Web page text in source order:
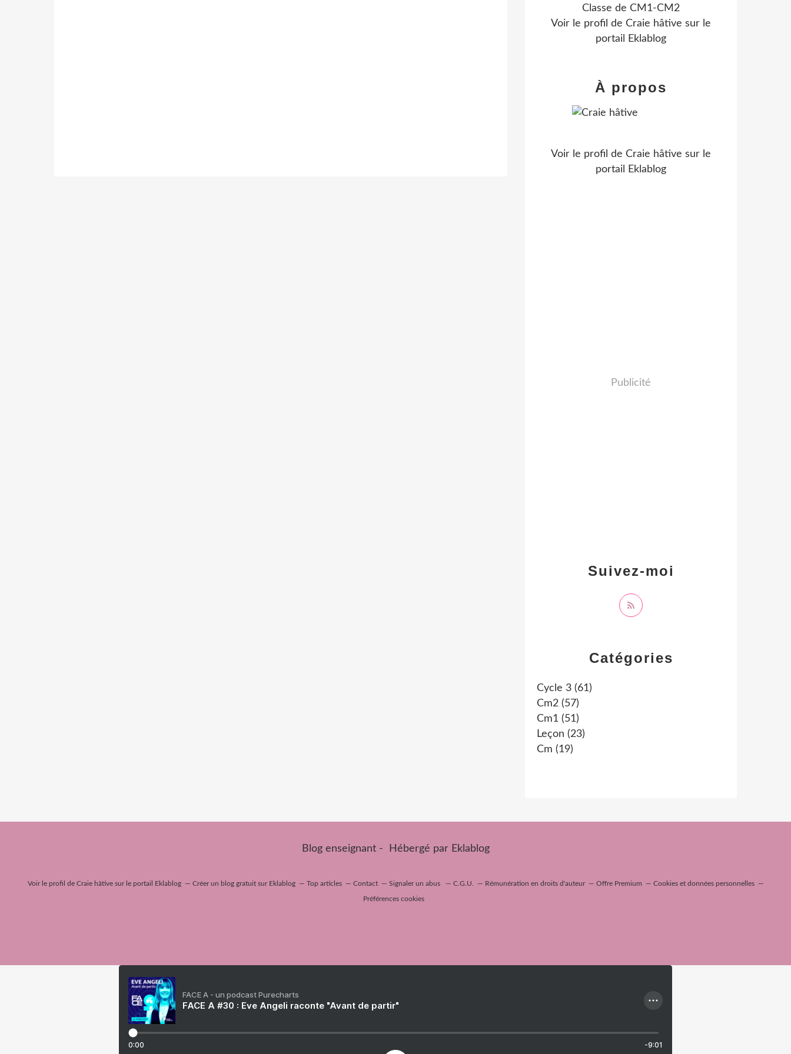
Catégories
Cycle 3 (61)
Cm2 (57)
Cm1 (51)
Leçon (23)
Cm (19)
Classe de CM1-CM2
Voir le profil de Craie hâtive sur le
portail Eklablog
Suivez-moi
À propos
Voir le profil de Craie hâtive sur le
portail Eklablog
Publicité
Blog enseignant - Hébergé par Eklablog
Voir le profil de Craie hâtivesur le portail Eklablog Créer un blog gratuit sur Eklablog Top articles Contact Signaler un abus C.G.U. Rémunération en droits d'auteur Offre Premium Cookies et données personnelles
Préférences cookies
FACE A - un podcast Purecharts
FACE A #30 : Eve Angeli raconte "Avant de partir"
0:00 -9:01